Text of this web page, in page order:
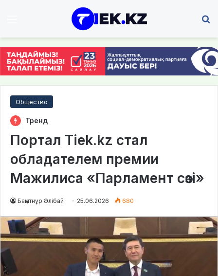
Общество
Тренд
Портал Tiek.kz стал
обладателем премии
Мажилиса «Парламент сөзі»
Бақытнұр Әлібай 25.06.2026 680